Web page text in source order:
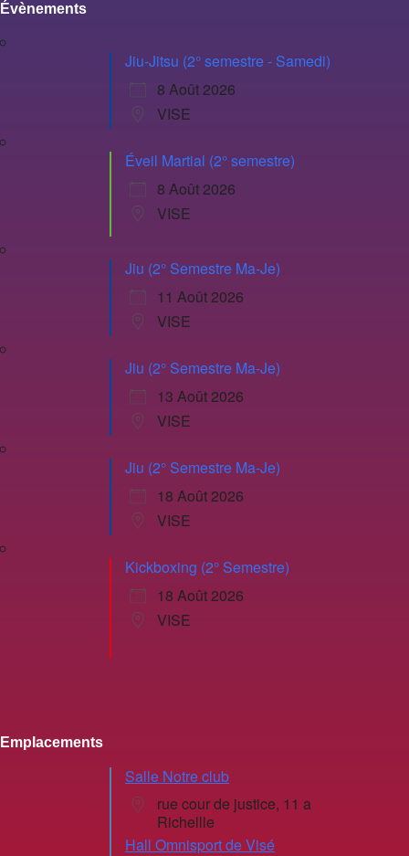
Évènements
Jiu-Jitsu (2° semestre - Samedi)
8 Août 2026
VISE
Éveil Martial (2° semestre)
8 Août 2026
VISE
Jiu (2° Semestre Ma-Je)
11 Août 2026
VISE
Jiu (2° Semestre Ma-Je)
13 Août 2026
VISE
Jiu (2° Semestre Ma-Je)
18 Août 2026
VISE
Kickboxing (2° Semestre)
18 Août 2026
VISE
Emplacements
Salle Notre club
rue cour de justice, 11 a
Richellle
Hall Omnisport de Visé